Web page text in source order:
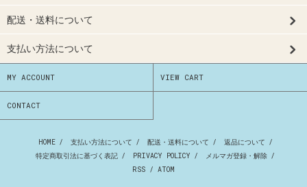
配送・送料について
支払い方法について
MY ACCOUNT VIEW CART
CONTACT
HOME / 支払い方法について / 配送・送料について / 返品について /
特定商取引法に基づく表記 / PRIVACY POLICY / メルマガ登録・解除 /
RSS / ATOM